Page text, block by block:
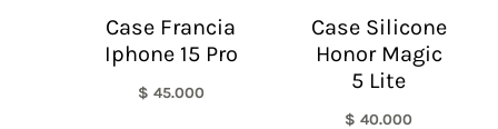
Case Francia
Iphone 15 Pro
$ 45.000
Case Silicone
Honor Magic
5 Lite
$ 40.000